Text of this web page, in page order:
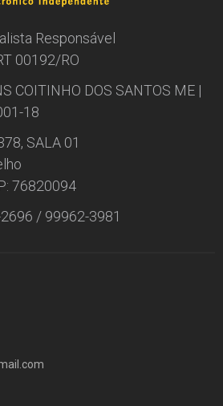
Responsável
00192/RO
COITINHO DOS SANTOS ME |
18
SALA 01
76820094
/ 99962-3981